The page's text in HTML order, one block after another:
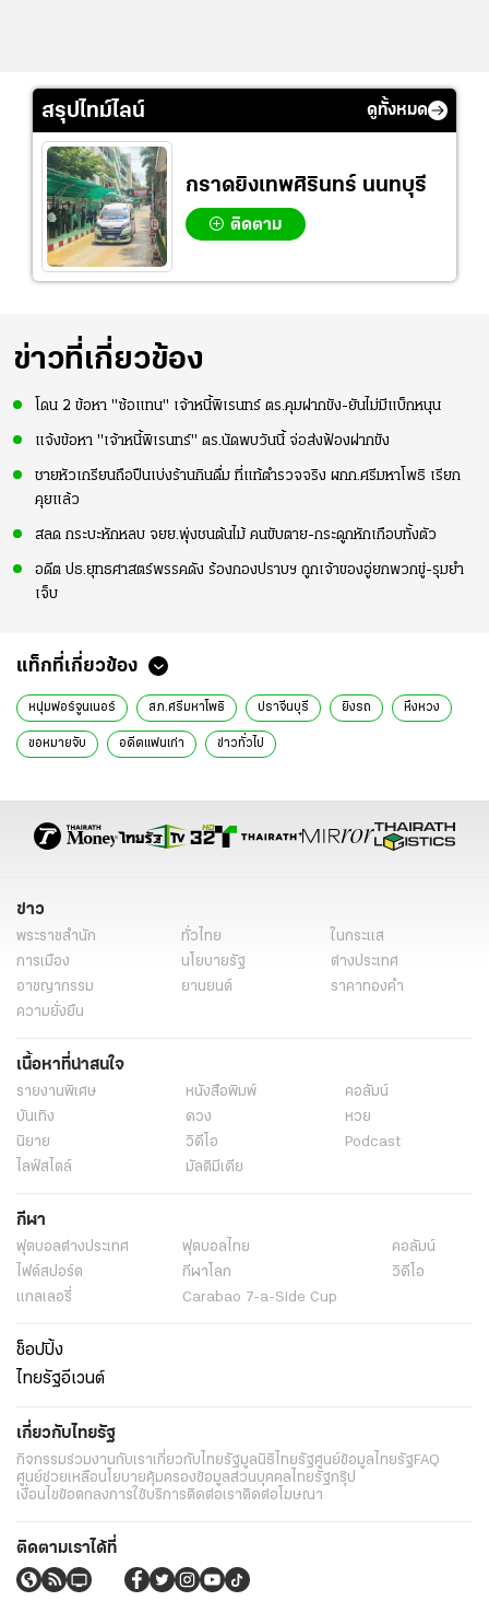
สรุปไทม์ไลน์ ดูทั้งหมด
กราดยิงเทพศิรินทร์ นนทบุรี
ติดตาม
ข่าวที่เกี่ยวข้อง
โดน 2 ข้อหา "ซ้อแทน" เจ้าหนี้พิเรนทร์ ตร.คุมฝากขัง-ยันไม่มีแบ็กหนุน
แจ้งข้อหา "เจ้าหนี้พิเรนทร์" ตร.นัดพบวันนี้ จ่อส่งฟ้องฝากขัง
ชายหัวเกรียนถือปืนเบ่งร้านกินดื่ม ที่แท้ตำรวจจริง ผกก.ศรีมหาโพธิ เรียก
คุยแล้ว
สลด กระบะหักหลบ จยย.พุ่งชนต้นไม้ คนขับตาย-กระดูกหักเกือบทั้งตัว
อดีต ปธ.ยุทธศาสตร์พรรคดัง ร้องกองปราบฯ ถูกเจ้าของอู่ยกพวกขู่-รุมยำ
เจ็บ
แท็กที่เกี่ยวข้อง
หนุ่มฟอร์จูนเนอร์ สภ.ศรีมหาโพธิ ปราจีนบุรี ยิงรถ หึงหวง
ขอหมายจับ อดีตแฟนเก่า ข่าวทั่วไป
ข่าว
พระราชสำนัก ทั่วไทย
ในกระแส
การเมือง
นโยบายรัฐ
ต่างประเทศ
อาชญากรรม
ยานยนต์
ราคาทองคำ
ความยั่งยืน
เนื้อหาที่น่าสนใจ
รายงานพิเศษ หนังสือพิมพ์
คอลัมน์
บันเทิง
ดวง
หวย
นิยาย
วิดีโอ
Podcast
ไลฟ์สไตล์
มัลติมีเดีย
กีฬา
ฟุตบอลต่่างประเทศ ฟุตบอลไทย
คอลัมน์
ไฟต์สปอร์ต
กีฬาโลก
วิดีโอ
แกลเลอรี่
Carabao 7-a-Side Cup
ช็อปปิ้ง
ไทยรัฐอีเวนต์
เกี่ยวกับไทยรัฐ
กิจกรรมร่วมงานกับเราเกี่ยวกับไทยรัฐมูลนิธิไทยรัฐศูนย์ข้อมูลไทยรัฐFAQ
ศูนย์ช่วยเหลือนโยบายคุ้มครองข้อมูลส่วนบุคคลไทยรัฐกรุ๊ป
เงื่อนไขข้อตกลงการใช้บริการติดต่อเราติดต่อโฆษณา
ติดตามเราได้ที่